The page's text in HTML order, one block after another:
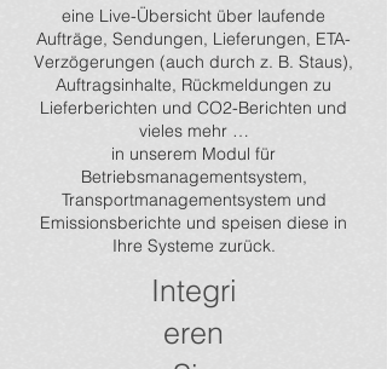
eine Live-Übersicht über laufende
Aufträge, Sendungen, Lieferungen, ETA-
Verzögerungen (auch durch z. B. Staus),
Auftragsinhalte, Rückmeldungen zu
Lieferberichten und CO2-Berichten und
vieles mehr …
in unserem Modul für
Betriebsmanagementsystem,
Transportmanagementsystem und
Emissionsberichte und speisen diese in
Ihre Systeme zurück.
Integri
eren